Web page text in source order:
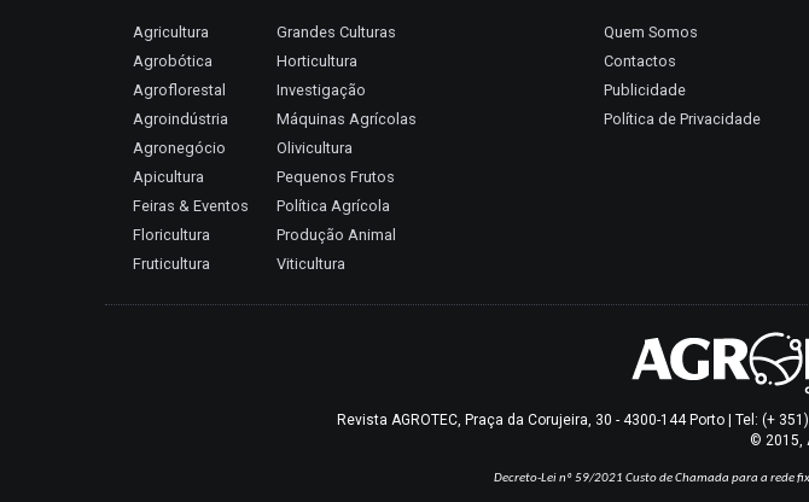
Agricultura
Agrobótica
Agroflorestal
Agroindústria
Agronegócio
Apicultura
Feiras & Eventos
Floricultura
Fruticultura
Grandes Culturas
Horticultura
Investigação
Máquinas Agrícolas
Olivicultura
Pequenos Frutos
Política Agrícola
Produção Animal
Viticultura
Quem Somos
Contactos
Publicidade
Política de Privacidade
Revista AGROTEC, Praça da Corujeira, 30 - 4300-144 Porto | Tel: (+
© 2015,
Decreto-Lei nº 59/2021 Custo de Chamada para a rede